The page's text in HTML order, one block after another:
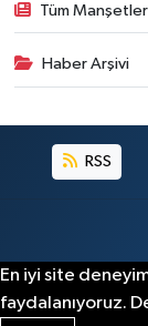
Tüm Manşetler
Haber Arşivi
RSS
En iyi site
faydalanıyoruz.